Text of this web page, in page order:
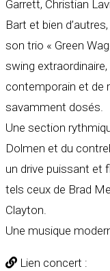
Garrett, Christian
Bart et bien
son trio « Green
swing
contemporain et de
savamment dosés.
Une section
Dolmen et du
un drive puissant et
tels ceux de Brad
Clayton.
Une musique
Lien concert :